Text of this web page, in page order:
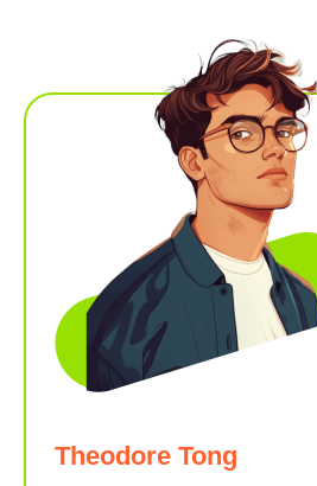
Theodore Tong